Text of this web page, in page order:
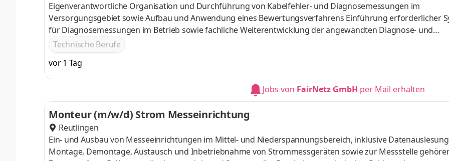
Eigenverantwortliche Organisation und Durchführung von Kabelfehler- und Diagnosemessungen im
Versorgungsgebiet sowie Aufbau und Anwendung eines Bewertungsverfahrens Einführung erforderlicher
für Diagnosemessungen im Betrieb sowie fachliche Weiterentwicklung der angewandten Diagnose- und
Fehlermessverfahren Verantwortung für die effiziente Koordinierung der Messtätigkeiten im Bereich Strom
Veranlassung angemessener Maßnahmen bei eingehenden Störmeldungen, z. B. über den Störmelder der
Reutlingen
Technische Berufe
vor 1 Tag
Jobs von FairNetz GmbH per Mail erhalten
Monteur (m/w/d) Strom Messeinrichtung
Reutlingen
Ein- und Ausbau von Messeeinrichtungen im Mittel- und Niederspannungsbereich, inklusive Datenauslesung
Montage, Demontage, Austausch und Inbetriebnahme von Strommessgeräten sowie zur Messstelle